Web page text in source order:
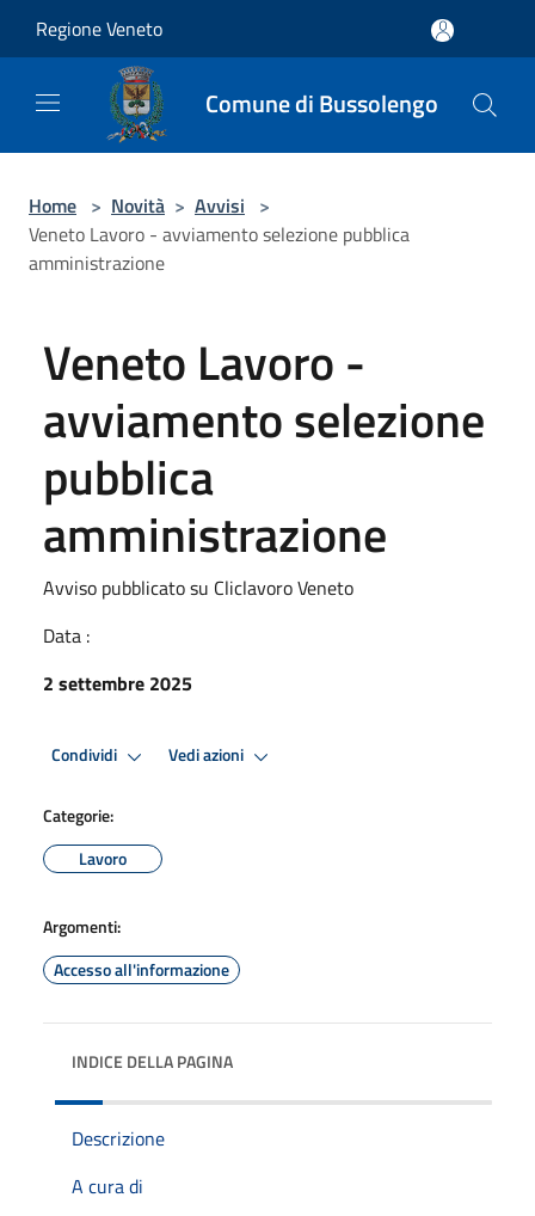
Regione Veneto
Comune di Bussolengo
Home > Novità > Avvisi >
Veneto Lavoro - avviamento selezione pubblica
amministrazione
Veneto Lavoro -
avviamento selezione
pubblica
amministrazione
Avviso pubblicato su Cliclavoro Veneto
Data :
2 settembre 2025
Condividi Vedi azioni
Categorie:
Lavoro
Argomenti:
Accesso all'informazione
INDICE DELLA PAGINA
Descrizione
A cura di